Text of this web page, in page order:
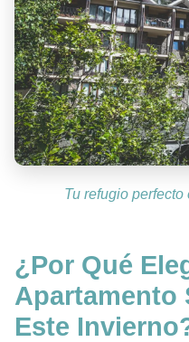
Tu refugio
¿Por Qué
Apartamento
Este